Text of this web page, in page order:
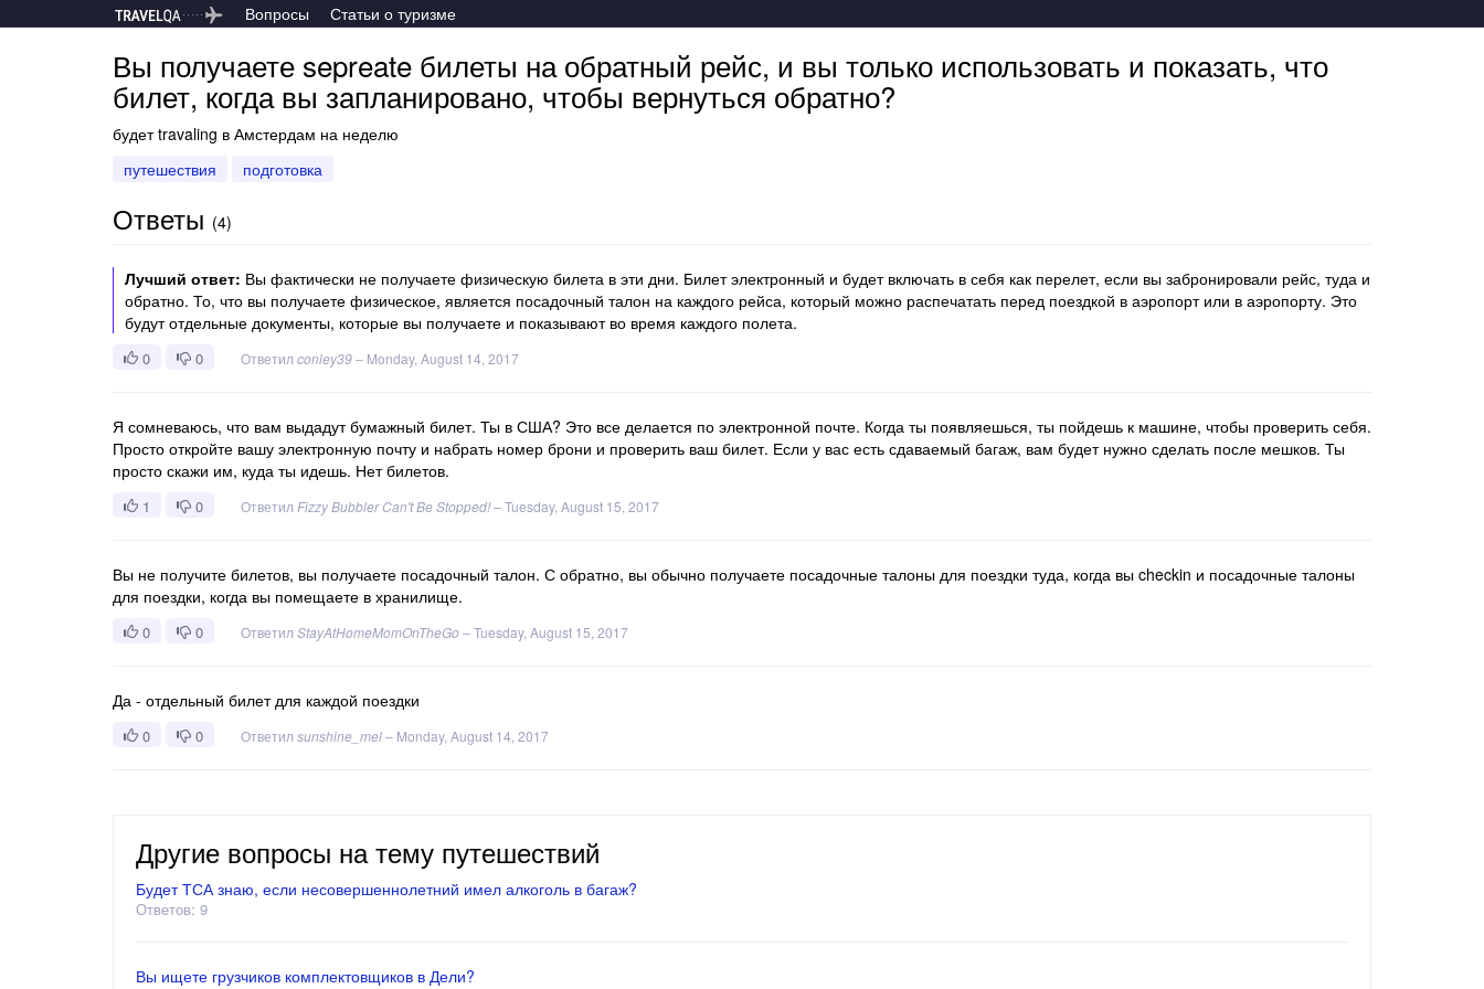
Вопросы Статьи о туризме
Вы получаете sepreate билеты на обратный рейс, и вы только использовать и показать, что
билет, когда вы запланировано, чтобы вернуться обратно?
будет travaling в Амстердам на неделю
путешествия
подготовка
Ответы (4)
Лучший ответ: Вы фактически не получаете физическую билета в эти дни. Билет электронный и будет включать в себя как перелет, если вы забронировали рейс, туда и
обратно. То, что вы получаете физическое, является посадочный талон на каждого рейса, который можно распечатать перед поездкой в аэропорт или в аэропорту. Это
будут отдельные документы, которые вы получаете и показывают во время каждого полета.
0 0 Ответил conley39– Monday, August 14, 2017
Я сомневаюсь, что вам выдадут бумажный билет. Ты в США? Это все делается по электронной почте. Когда ты появляешься, ты пойдешь к машине, чтобы проверить себя.
Просто откройте вашу электронную почту и набрать номер брони и проверить ваш билет. Если у вас есть сдаваемый багаж, вам будет нужно сделать после мешков. Ты
просто скажи им, куда ты идешь. Нет билетов.
1 0 Ответил Fizzy Bubbler Can't Be Stopped!–Tuesday, August 15, 2017
Вы не получите билетов, вы получаете посадочный талон. С обратно, вы обычно получаете посадочные талоны для поездки туда, когда вы checkin и посадочные талоны
для поездки, когда вы помещаете в хранилище.
0 0 Ответил StayAtHomeMomOnTheGo–Tuesday, August 15, 2017
Да - отдельный билет для каждой поездки
0 0 Ответил sunshine_mel– Monday, August 14, 2017
Другие вопросы на тему путешествий
Будет ТСА знаю, если несовершеннолетний имел алкоголь в багаж?
Ответов: 9
Вы ищете грузчиков комплектовщиков в Дели?